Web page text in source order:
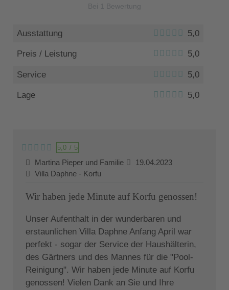
Bei Bewertung
Ausstattung 5,0
Preis / Leistung 5,0
Service 5,0
Lage 5,0
5,0 / 5
Martina Pieper und Familie
19.04.2023
Villa Daphne - Korfu
Wir haben jede Minute auf Korfu genossen!
Unser Aufenthalt in der wunderbaren und
erstaunlichen Villa Daphne Anfang April war
perfekt - sogar der Service der Haushälterin,
des Gärtners und des Mannes für die "Pool-
Reinigung". Wir haben jede Minute auf Korfu
genossen! Vielen Dank an Sie und Ihre